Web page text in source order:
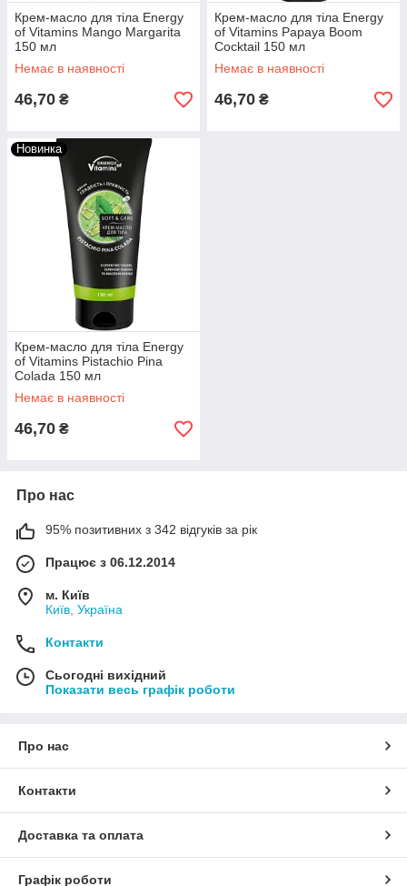
Крем-масло для тіла Energy
of Vitamins Mango Margarita
150 мл
Немає в наявності
46,70 ₴
Крем-масло для тіла Energy
of Vitamins Papaya Boom
Cocktail 150 мл
Немає в наявності
46,70 ₴
Новинка
Крем-масло для тіла Energy
of Vitamins Pistachio Pina
Colada 150 мл
Немає в наявності
46,70 ₴
Про нас
95% позитивних з 342 відгуків за рік
Працює з 06.12.2014
м. Київ
Київ, Україна
Контакти
Сьогодні вихідний
Показати весь графік роботи
Про нас
Контакти
Доставка та оплата
Графік роботи